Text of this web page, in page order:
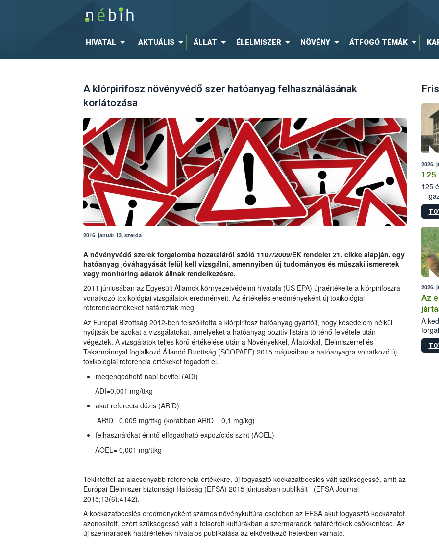
HIVATAL AKTUÁLIS ÁLLAT ÉLELMISZER NÖVÉNY ÁTFOGÓ TÉMÁK
A klórpirifosz növényvédő szer hatóanyag felhasználásának
korlátozása
2016. január 13, szerda
A növényvédő szerek forgalomba hozataláról szóló 1107/2009/EK rendelet 21. cikke alapján, egy
hatóanyag jóváhagyását felül kell vizsgálni, amennyiben új tudományos és műszaki ismeretek
vagy monitoring adatok állnak rendelkezésre.
2011 júniusában az Egyesült Államok környezetvédelmi hivatala (US EPA) újraértékelte a klórpirifoszra
vonatkozó toxikológiai vizsgálatok eredményeit. Az értékelés eredményeként új toxikológiai
referenciaértékeket határoztak meg.
Az Európai Bizottság 2012-ben felszólította a klórpirifosz hatóanyag gyártóit, hogy késedelem nélkül
nyújtsák be azokat a vizsgálatokat, amelyeket a hatóanyag pozitív listára történő felvétele után
végeztek. A vizsgálatok teljes körű értékelése után a Növényekkel, Állatokkal, Élelmiszerrel és
Takarmánnyal foglalkozó Állandó Bizottság (SCOPAFF) 2015 májusában a hatóanyagra vonatkozó új
toxikológiai referencia értékeket fogadott el.
megengedhető napi bevitel (ADI)
ADI=0,001 mg/ttkg
akut referecia dózis (ARfD)
ARfD= 0,005 mg/ttkg (korábban ARfD = 0,1 mg/kg)
felhasználókat érintő elfogadható expozíciós szint (AOEL)
AOEL= 0,001 mg/ttkg
Tekintettel az alacsonyabb referencia értékekre, új fogyasztó kockázatbecslés vált szükségessé, amit az
Európai Élelmiszer-biztonsági Hatóság (EFSA) 2015 júniusában publikált (EFSA Journal
2015;13(6):4142).
A kockázatbecslés eredményeként számos növénykultúra esetében az EFSA akut fogyasztó kockázatot
azonosított, ezért szükségessé vált a felsorolt kultúrákban a szermaradék határértékek csökkentése. Az
új szermaradék határértékek hivatalos publikálása az elkövetkező hetekben várható.
2026.
125
125
–
15.
2026.
Az
A